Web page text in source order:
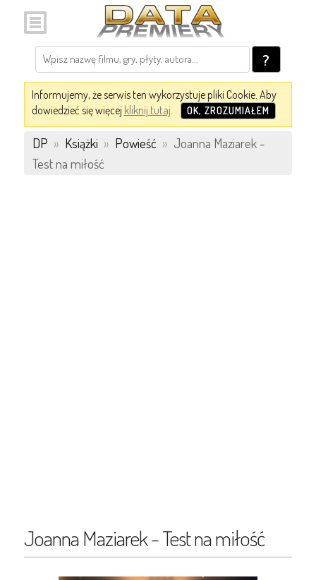
?
Informujemy, że serwis ten wykorzystuje pliki Cookie. Aby
dowiedzieć się więcej kliknij tutaj. OK, ZROZUMIAŁEM
DP » Książki » Powieść » Joanna Maziarek -
Test na miłość
Joanna Maziarek - Test na miłość